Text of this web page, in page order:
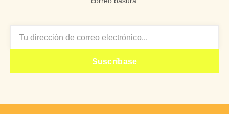
Suscríbase